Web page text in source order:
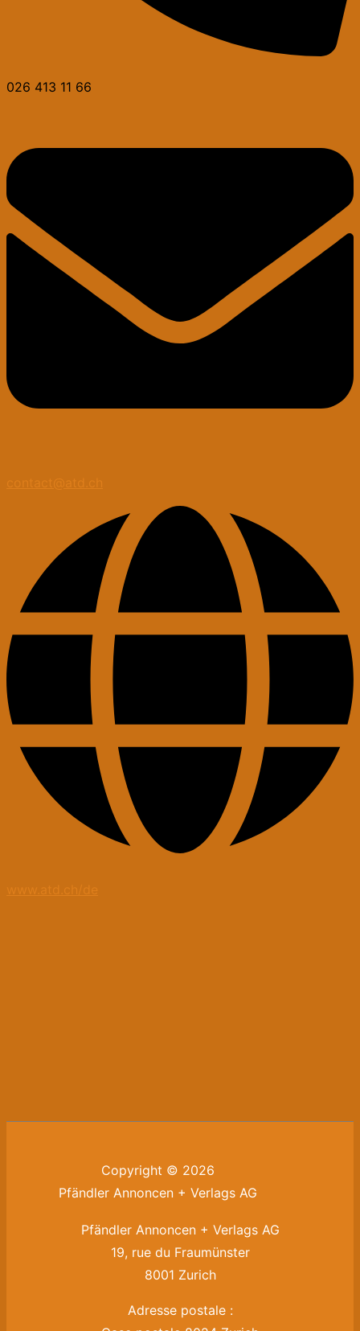
026 413 11 66
Copyright © 2026
Pfändler Annoncen + Verlags AG
Pfändler Annoncen + Verlags AG
19, rue du Fraumünster
8001 Zurich
Adresse postale :